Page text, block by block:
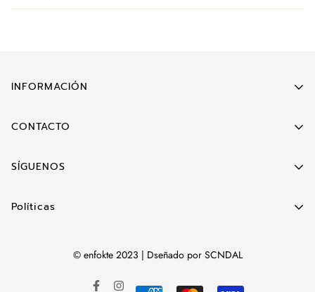
INFORMACIÓN
Búsqueda
CONTACTO
enfoktemx@gmail.com
SÍGUENOS
Políticas
© enfokte 2023 | Dseñado por SCNDAL